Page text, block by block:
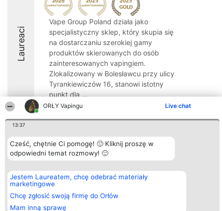
ORŁY Vapingu Live chat
13:37
Cześć, chętnie Ci pomogę! 🙂 Kliknij proszę w
odpowiedni temat rozmowy! 🙂
Jestem Laureatem, chcę odebrać materiały
marketingowe
Chcę zgłosić swoją firmę do Orłów
Mam inną sprawę
Laureaci
Vape Group Poland działa jako
specjalistyczny sklep, który skupia się
na dostarczaniu szerokiej gamy
produktów skierowanych do osób
zainteresowanych vapingiem.
Zlokalizowany w Bolesławcu przy ulicy
Tyrankiewiczów 16, stanowi istotny
punkt dla ...
Organizator plebiscytu
Bright Side Solutions sp. z o.
o. sp. k.
ul. Ruska 22
Wrocław 50-079
KRS 0000749100 | Regon
381313360 | NIP 8943132676
+48 508 492 400
Plebiscyt
Laureaci
Lista
wszystkich
Laureatów
Regulamin
Polityka
Kontakt